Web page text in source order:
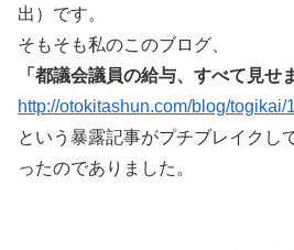
出）です。
そもそも私のこのブログ、
「都議会議員の給与、すべて見せ
http://otokitashun.com/blog/togikai/
という暴露記事がプチブレイクし
ったのでありました。